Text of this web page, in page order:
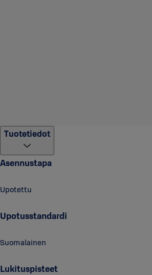
Tuotetiedot
Asennustapa
Upotettu
Upotusstandardi
Suomalainen
Lukituspisteet